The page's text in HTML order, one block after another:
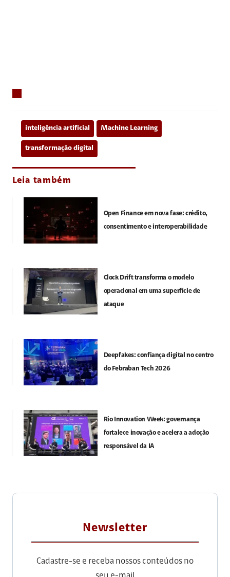
inteligência artificial Machine Learning
transformação digital
Leia também
Open Finance em nova fase: crédito,
consentimento e interoperabilidade
Clock Drift transforma o modelo
operacional em uma superfície de
ataque
Deepfakes: confiança digital no centro
do Febraban Tech 2026
Rio Innovation Week: governança
fortalece inovação e acelera a adoção
responsável da IA
Newsletter
Cadastre-se e receba nossos conteúdos no